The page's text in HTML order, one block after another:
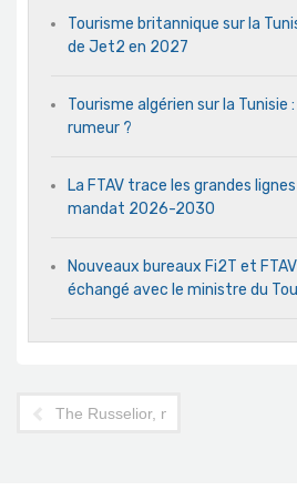
Tourisme britannique sur la
de Jet2 en 2027
Tourisme algérien sur la Tunisie
rumeur ?
La FTAV trace les grandes
mandat 2026-2030
Nouveaux bureaux Fi2T et
échangé avec le ministre du
The Russelior, nouveau navire